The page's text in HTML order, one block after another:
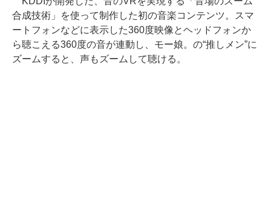
合成技術」を使って制作した初の音楽コンテンツ。スマ
ートフォンなどに表示した360度映像とヘッドフォンか
ら聴こえる360度の音が連動し、モー娘。の“推しメン”に
ズームすると、声もズームして聴ける。